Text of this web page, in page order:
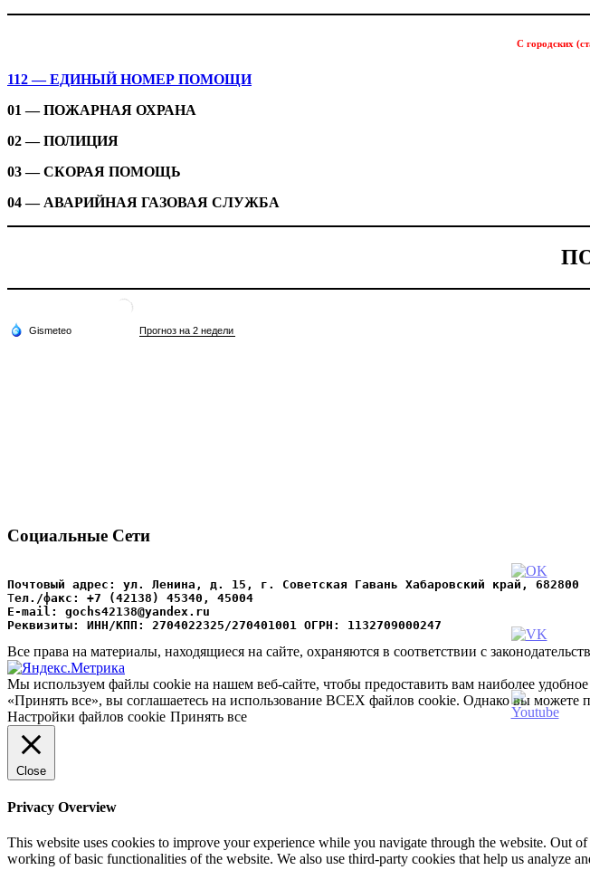
С городских
112 — ЕДИНЫЙ НОМЕР ПОМОЩИ
01 — ПОЖАРНАЯ ОХРАНА
02 — ПОЛИЦИЯ
03 — СКОРАЯ ПОМОЩЬ
04 — АВАРИЙНАЯ ГАЗОВАЯ СЛУЖБА
Социальные Сети
Почтовый адрес: ул. Ленина, д. 15, г. Советская Гавань Хабаровский край, 682800
Тел./факс: +7 (42138) 45340, 45004
Е-mail: gochs42138@yandex.ru
Реквизиты: ИНН/КПП: 2704022325/270401001 ОГРН: 1132709000247
Все права на материалы, находящиеся на сайте, охраняются в соответствии с
Мы используем файлы cookie на нашем веб-сайте, чтобы предоставить вам наиболее
«Принять все», вы соглашаетесь на использование ВСЕХ файлов cookie. Однако вы можете
Настройки файлов cookie Принять все
Close
Privacy Overview
This website uses cookies to improve your experience while you navigate through the website. Out
working of basic functionalities of the website. We also use third-party cookies that help us analyze